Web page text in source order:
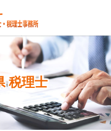
税理士